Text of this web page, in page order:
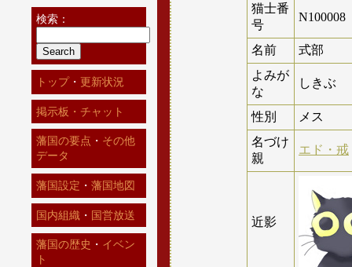
猫士番
号
N100008
名前
式部
よみが
な
しきぶ
性別
メス
名づけ
親
エド・戒
近影
検索：
トップ・ 更新状況
掲示板・チャット
藩国の要点 ・ その他
データ
藩国設定 ・ 藩国地図
国内組織 ・ 国営放送
藩国の歴史 ・ イベン
ト